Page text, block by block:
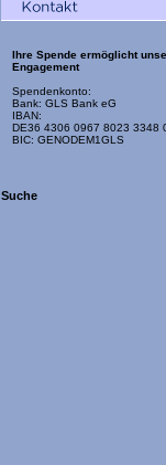
Ihre Spende ermöglicht
Engagement
Spendenkonto:
Bank: GLS Bank eG
IBAN:
DE36 4306 0967 8023 3348
BIC: GENODEM1GLS
Suche